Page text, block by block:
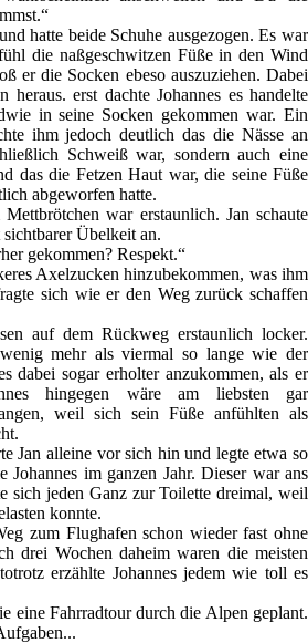
hatte beide Schuhe ausgezogen. Es war
die naßgeschwitzen Füße in den Wind
er die Socken ebeso auszuziehen. Dabei
heraus. erst dachte Johannes es handelte
in seine Socken gekommen war. Ein
ihm jedoch deutlich das die Nässe an
Schweiß war, sondern auch eine
das die Fetzen Haut war, die seine Füße
abgeworfen hatte.
war erstaunlich. Jan schaute
Übelkeit an.
gekommen? Respekt.“
Axelzucken hinzubekommen, was ihm
sich wie er den Weg zurück schaffen
auf dem Rückweg erstaunlich locker.
mehr als viermal so lange wie der
dabei sogar erholter anzukommen, als er
hingegen wäre am liebsten gar
weil sich sein Füße anfühlten als
Jan alleine vor sich hin und legte etwa so
im ganzen Jahr. Dieser war ans
sich jeden Ganz zur Toilette dreimal, weil
konnte.
zum Flughafen schon wieder fast ohne
drei Wochen daheim waren die meisten
erzählte Johannes jedem wie toll es
eine Fahrradtour durch die Alpen geplant.